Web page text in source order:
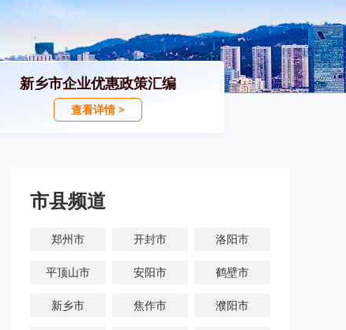
新乡市企业优惠政策汇编
查看详情 >
市县频道
郑州市 开封市 洛阳市
平顶山市 安阳市 鹤壁市
新乡市 焦作市 濮阳市